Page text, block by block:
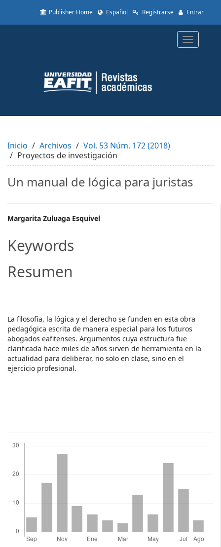
to
Content
Sidebar
Publisher Home Español Registrarse Entrar
Toggle
Inicio Archivos
Vol. 53 Núm. 172 (2018)
Proyectos de investigación
Un manual de lógica para juristas
Main
Article
Content
Margarita Zuluaga Esquivel
Keywords
Resumen
​La filosofía, la lógica y el derecho se funden en esta obra
pedagógica escrita de manera especial para los futuros
abogados eafitenses. Argumentos cuya estructura fue
clarificada hace miles de años sirven de herramienta en la
actualidad para deliberar, no solo en clase, sino en el
ejercicio profesional.